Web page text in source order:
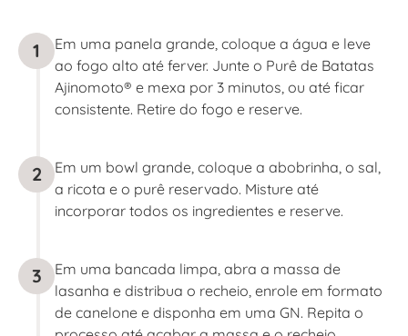
1
Em uma panela grande, coloque a água e leve
ao fogo alto até ferver. Junte o Purê de Batatas
Ajinomoto® e mexa por 3 minutos, ou até ficar
consistente. Retire do fogo e reserve.
2
Em um bowl grande, coloque a abobrinha, o sal,
a ricota e o purê reservado. Misture até
incorporar todos os ingredientes e reserve.
3
Em uma bancada limpa, abra a massa de
lasanha e distribua o recheio, enrole em formato
de canelone e disponha em uma GN. Repita o